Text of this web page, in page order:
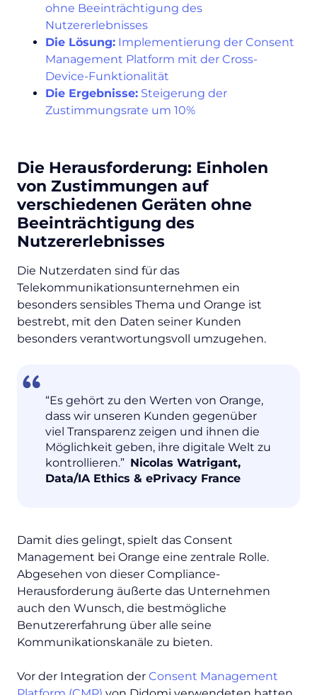
ohne Beeinträchtigung des
Nutzererlebnisses
Die Lösung: Implementierung der Consent
Management Platform mit der Cross-
Device-Funktionalität
Die Ergebnisse: Steigerung der
Zustimmungsrate um 10%
Die Herausforderung: Einholen
von Zustimmungen auf
verschiedenen Geräten ohne
Beeinträchtigung des
Nutzererlebnisses
Die Nutzerdaten sind für das
Telekommunikationsunternehmen ein
besonders sensibles Thema und Orange ist
bestrebt, mit den Daten seiner Kunden
besonders verantwortungsvoll umzugehen.
“Es gehört zu den Werten von Orange,
dass wir unseren Kunden gegenüber
viel Transparenz zeigen und ihnen die
Möglichkeit geben, ihre digitale Welt zu
kontrollieren.” Nicolas Watrigant,
Data/IA Ethics & ePrivacy France
Damit dies gelingt, spielt das Consent
Management bei Orange eine zentrale Rolle.
Abgesehen von dieser Compliance-
Herausforderung äußerte das Unternehmen
auch den Wunsch, die bestmögliche
Benutzererfahrung über alle seine
Kommunikationskanäle zu bieten.
Vor der Integration der Consent Management